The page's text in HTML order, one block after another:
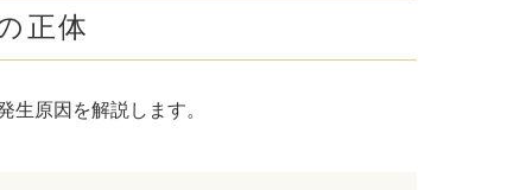
術
包茎術
正体
生原因を解説します。